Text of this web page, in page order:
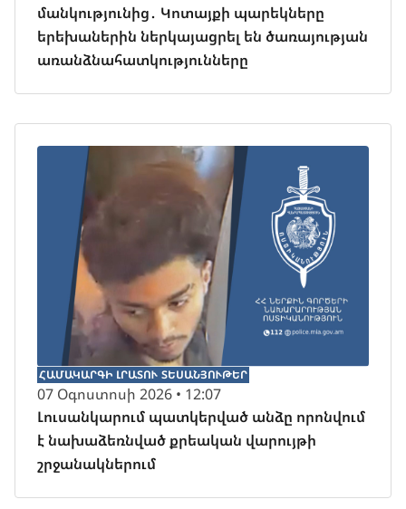
մանկությունից․ Կոտայքի պարեկները
երեխաներին ներկայացրել են ծառայության
առանձնահատկությունները
ՀԱՄԱԿԱՐԳԻ ԼՐԱՏՈՒ ՏԵՍԱՆՅՈՒԹԵՐ
07 Օգոստոսի 2026 • 12:07
Լուսանկարում պատկերված անձը որոնվում
է նախաձեռնված քրեական վարույթի
շրջանակներում